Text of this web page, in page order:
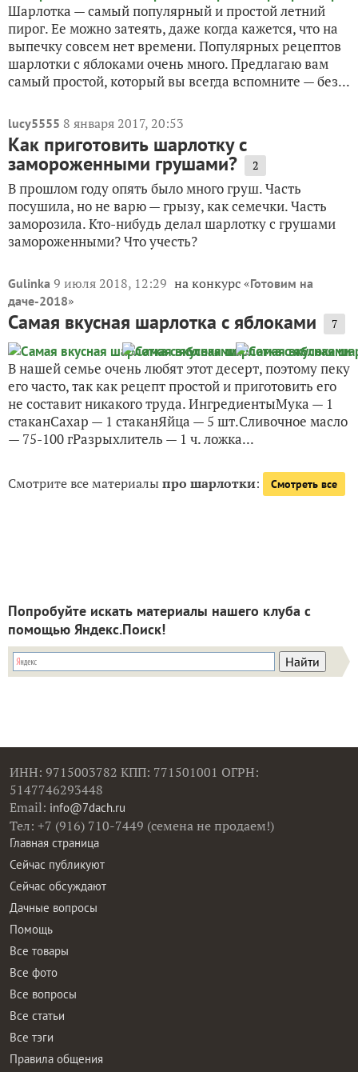
Шарлотка — самый популярный и простой летний
пирог. Ее можно затеять, даже когда кажется, что на
выпечку совсем нет времени. Популярных рецептов
шарлотки с яблоками очень много. Предлагаю вам
самый простой, который вы всегда вспомните — без...
lucy5555 8 января 2017, 20:53
Как приготовить шарлотку с
замороженными грушами? 2
В прошлом году опять было много груш. Часть
посушила, но не варю — грызу, как семечки. Часть
заморозила. Кто-нибудь делал шарлотку с грушами
замороженными? Что учесть?
Gulinka 9 июля 2018, 12:29 на конкурс «Готовим на
даче-2018»
Самая вкусная шарлотка с яблоками 7
В нашей семье очень любят этот десерт, поэтому пеку
его часто, так как рецепт простой и приготовить его
не составит никакого труда. ИнгредиентыМука — 1
стаканСахар — 1 стаканЯйца — 5 шт.Сливочное масло
— 75-100 гРазрыхлитель — 1 ч. ложка...
Смотрите все материалыпро шарлотки: Смотреть все
Попробуйте искать материалы нашего клуба с
помощью Яндекс.Поиск!
ИНН: 9715003782 КПП: 771501001 ОГРН:
5147746293448
Email: info@7dach.ru
Тел: +7 (916) 710-7449 (семена не продаем!)
Главная страница
Сейчас публикуют
Сейчас обсуждают
Дачные вопросы
Помощь
Все товары
Все фото
Все вопросы
Все статьи
Все тэги
Правила общения